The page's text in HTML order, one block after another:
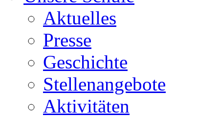
Aktuelles
Presse
Geschichte
Stellenangebote
Aktivitäten